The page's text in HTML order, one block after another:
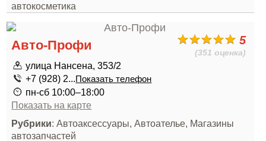
автокосметика
5
(351 оценка)
Авто-Профи
улица Нансена, 353/2
+7 (928) 2...Показать телефон
пн-сб 10:00–18:00
Показать на карте
Рубрики: Автоаксессуары, Автоателье, Магазины
автозапчастей